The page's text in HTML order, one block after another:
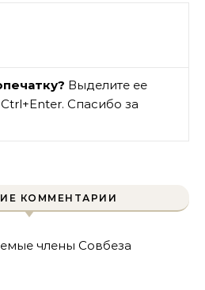
Выделите ее
Спасибо за
КОММЕНТАРИИ
члены Совбеза